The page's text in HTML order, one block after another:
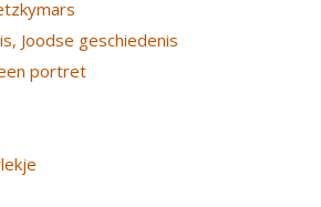
Joodse geschiedenis
portret